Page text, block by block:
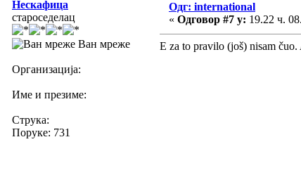
Нескафица
староседелац
Ван мреже
Организација:
Име и презиме:
Струка:
Поруке: 731
Одг: international
« Одговор #7 у: 19.22 ч.
E za to pravilo (još) nisam